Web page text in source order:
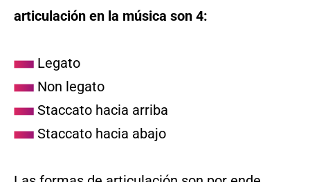
articulación en la música son 4:
Legato
Non legato
Staccato hacia arriba
Staccato hacia abajo